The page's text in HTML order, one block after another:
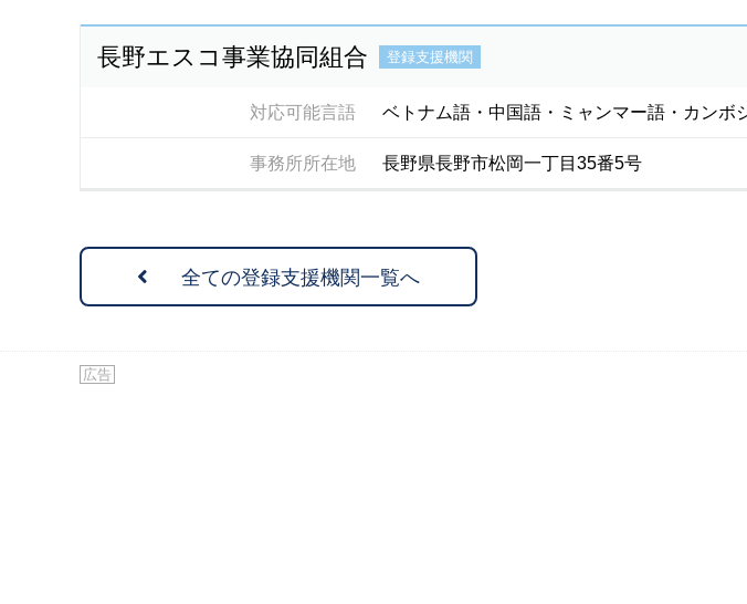
長野エスコ事業協同組合 登録支援機関
対応可能言語 ベトナム語・中国語・ミャンマー語・カンボ
事務所所在地 長野県長野市松岡一丁目35番5号
全ての登録支援機関一覧へ
広告